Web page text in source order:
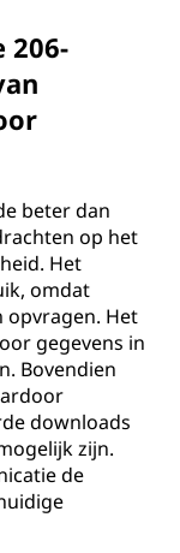
206-
beter dan
op het
Het
omdat
opvragen. Het
gegevens in
Bovendien
downloads
zijn.
de